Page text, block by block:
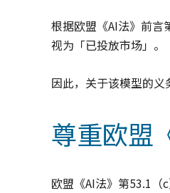
根据欧盟《AI法》前言
视为「已投放市场」。
因此，关于该模型的义
尊重欧盟
欧盟《AI法》第53.1（